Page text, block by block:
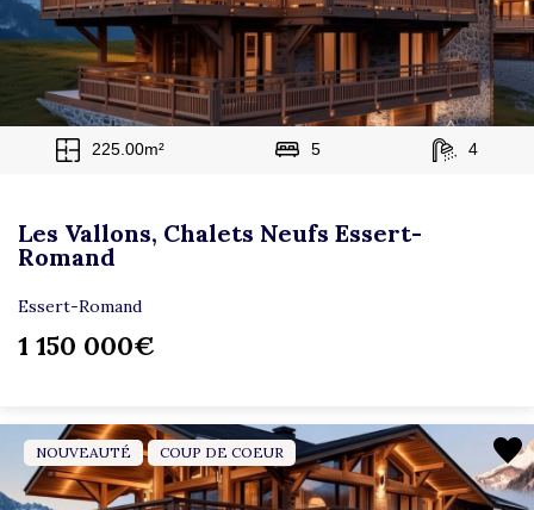
225.00m² 5 4
Les Vallons, Chalets Neufs Essert-
Romand
Essert-Romand
1 150 000€
NOUVEAUTÉ COUP DE COEUR